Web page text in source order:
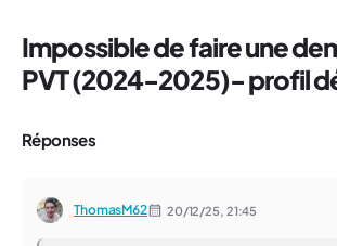
Impossible de faire une
PVT (2024-2025)- profil
Réponses
ThomasM62 20/12/25, 21:45